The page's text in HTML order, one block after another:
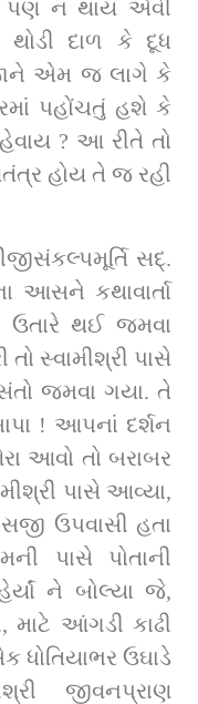
પણ ન થાય એવી
દાળ કે દૂધ
એમ જ લાગે કે
પહોંચતું હશે કે
? આ રીતે તો
હોય તે જ રહી
સદ્.
આસને કથાવાર્તા
ઉતારે થઈ જમવા
સ્વામીશ્રી પાસે
જમવા ગયા. તે
! આપનાં દર્શન
આવો તો બરાબર
પાસે આવ્યા,
ઉપવાસી હતા
પાસે પોતાની
ને બોલ્યા જે,
માટે આંગડી કાઢી
ધોતિયાભર ઉઘાડે
જીવનપ્રાણ